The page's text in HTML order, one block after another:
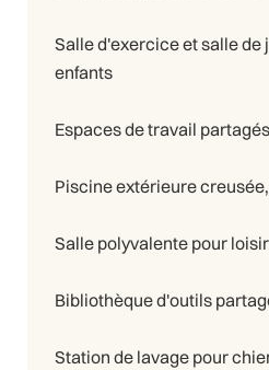
Salle d'exercice et salle de
enfants
Espaces de travail
Piscine extérieure
Salle polyvalente pour
Bibliothèque d'outils
Station de lavage pour